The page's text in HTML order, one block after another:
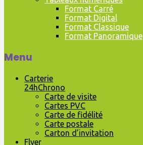
Format Carré
Format Digital
Format Classique
Format Panoramique
Menu
Carterie
24hChrono
Carte de visite
Cartes PVC
Carte de fidélité
Carte postale
Carton d’invitation
Flyer